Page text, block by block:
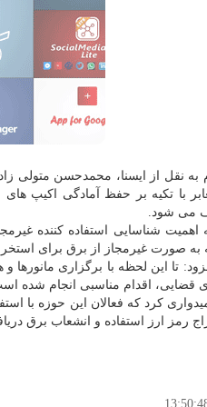
به نقل از ایسنا، محمدحسن متولی
با تکیه بر حفظ آمادگی اکیپ
می شود.
شناسایی استفاده کننده
به صورت غیرمجاز از برق برای
قضایی، اقدام مناسبی انجام شده
کرد که فعالان این حوزه
رمز ارز استفاده و انشعاب برق